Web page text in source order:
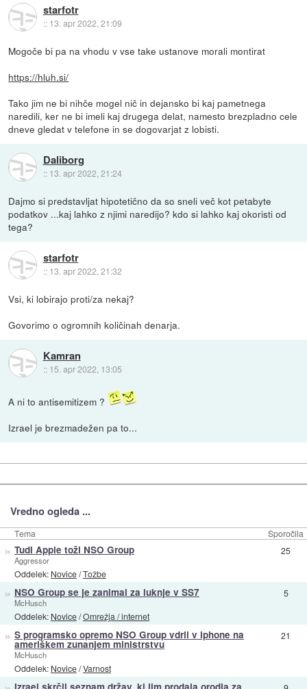
starfotr
:: 13. apr 2022, 21:09
Mogoče bi pa na vhodu v vse take ustanove morali montirat
https://hluh.si/
Tako jim ne bi nihče mogel nič in dejansko bi kaj pametnega
naredili, ker ne bi imeli kaj drugega delat, namesto brezpladno cele
dneve gledat v telefone in se dogovarjat z lobisti.
Daliborg
:: 13. apr 2022, 21:24
Dajmo si predstavljat hipotetično da so sneli več kot petabyte
podatkov ...kaj lahko z njimi naredijo? kdo si lahko kaj okoristi od
tega?
starfotr
:: 13. apr 2022, 21:32
Vsi, ki lobirajo proti/za nekaj?
Govorimo o ogromnih količinah denarja.
Kamran
:: 15. apr 2022, 13:05
A ni to antisemitizem ?
Izrael je brezmadežen pa to...
Vredno ogleda ...
Tema Sporočila
» Tudi Apple toži NSO Group
Aggressor
Oddelek: Novice/Tožbe
25
» NSO Group se je zanimal za luknje v SS7
McHusch
Oddelek: Novice/Omrežja / internet
5
» S programsko opremo NSO Group vdrli v iphone na
ameriškem zunanjem ministrstvu
McHusch
Oddelek: Novice/Varnost
21